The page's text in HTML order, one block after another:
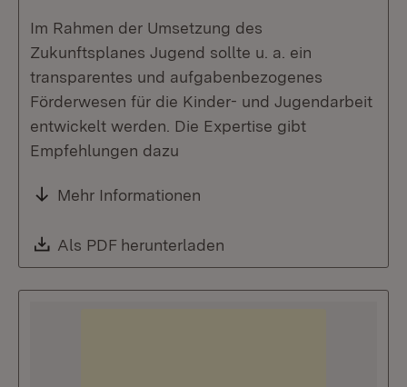
Im Rahmen der Umsetzung des
Zukunftsplanes Jugend sollte u. a. ein
transparentes und aufgabenbezogenes
Förderwesen für die Kinder- und Jugendarbeit
entwickelt werden. Die Expertise gibt
Empfehlungen dazu
Mehr Informationen
Download:
Als PDF herunterladen